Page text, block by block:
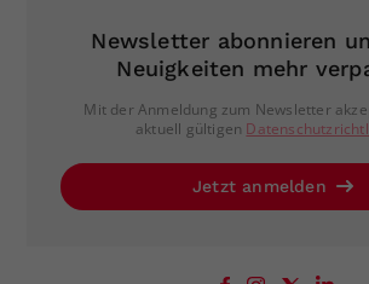
Newsletter abonnieren
Neuigkeiten mehr
Mit der Anmeldung zum Newsletter
aktuell gültigen
Jetzt anmelden